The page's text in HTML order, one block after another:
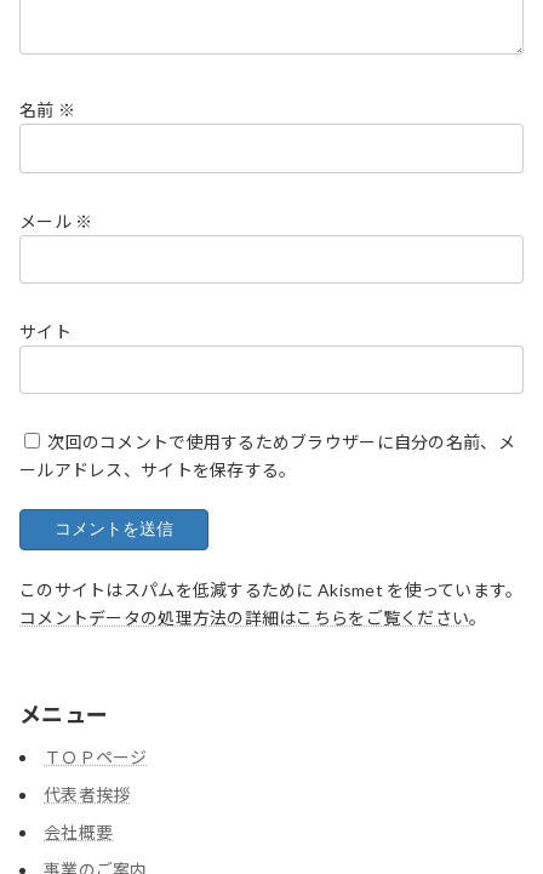
名前 ※
メール ※
サイト
次回のコメントで使用するためブラウザーに自分の名前、メ
ールアドレス、サイトを保存する。
このサイトはスパムを低減するために Akismet を使っています。
コメントデータの処理方法の詳細はこちらをご覧ください。
メニュー
ＴＯＰページ
代表者挨拶
会社概要